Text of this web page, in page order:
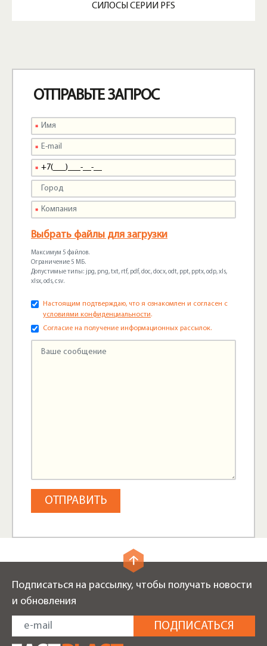
СИЛОСЫ СЕРИИ PFS
ОТПРАВЬТЕ ЗАПРОС
Выбрать файлы для загрузки
Максимум 5 файлов.
Ограничение 5 МБ.
Допустимые типы: jpg, png, txt, rtf, pdf, doc, docx, odt, ppt, pptx, odp, xls,
xlsx, ods, csv.
Настоящим подтверждаю, что я ознакомлен и согласен с
условиями конфиденциальности.
Согласие на получение информационных рассылок.
Подписаться на рассылку, чтобы получать новости
и обновления